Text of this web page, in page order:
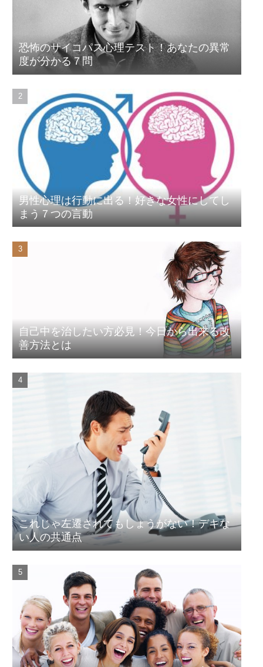
恐怖のサイコパス心理テスト！あなたの異常
度が分かる７問
男性心理は行動に出る！好きな女性にしてし
まう７つの言動
自己中を治したい方必見！今日から出来る改
善方法とは
これじゃ左遷されてもしょうがない！デキな
い人の共通点